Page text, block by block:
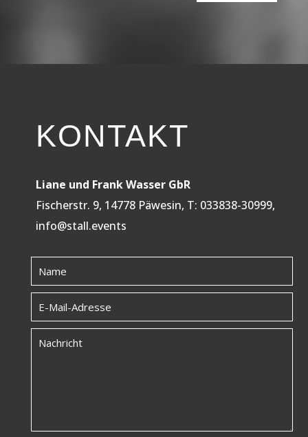
KONTAKT
Liane und Frank Wasser GbR
Fischerstr. 9, 14778 Päwesin, T: 033838-30999,
info@stall.events